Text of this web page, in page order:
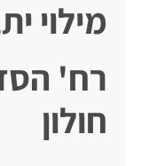
מילוי
חולון